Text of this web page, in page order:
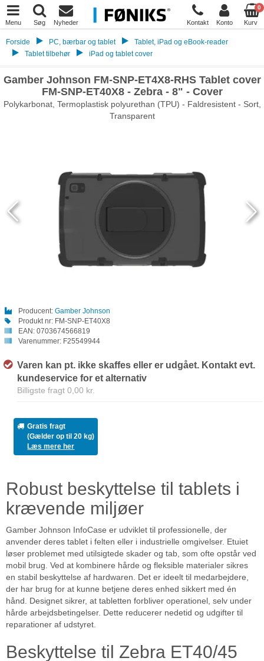
Menu Søg Nyheder Kontakt Konto
0
Kurv
Forside PC, bærbar og tablet
Tablet, iPad og eBook-reader
Tablet tilbehør
iPad og tablet cover
Gamber Johnson FM-SNP-ET4X8-RHS Tablet cover
FM-SNP-ET40X8 - Zebra - 8" - Cover
Polykarbonat, Termoplastisk polyurethan (TPU) - Faldresistent - Sort,
Transparent
Producent: Gamber Johnson
Produkt nr: FM-SNP-ET40X8
EAN: 0703674566819
Varenummer: F25549944
Varen kan pt. ikke skaffes eller er udgået. Kontakt evt.
kundeservice for et alternativ
Billigste fragt 0,00 kr.
Gratis fragt
(Gælder op til 20 kg)
Læs mere her
Robust beskyttelse til tablets i
krævende miljøer
Gamber Johnson InfoCase er udviklet til professionelle, der
anvender deres tablet i felten eller i industrielle omgivelser. Etuiet
løser problemet med utilsigtede skader og tab, som ofte opstår ved
mobil brug. Ved at kombinere hårde og fleksible materialer sikres
en stabil beskyttelse af hardwaren. Det er ideelt til medarbejdere,
der har brug for at kunne betjene deres enhed sikkert med én
hånd. Designet sikrer, at tabletten forbliver operationel, selv under
hårde arbejdsbetingelser. Dette reducerer nedetid og udgifter til
reparationer af udstyret.
Beskyttelse til Zebra ET40/45